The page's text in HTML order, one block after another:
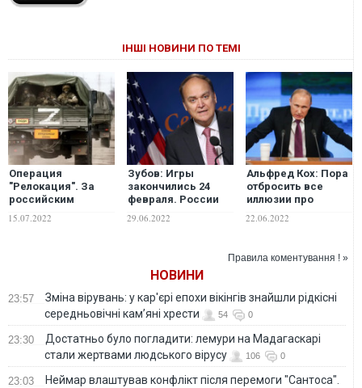
ІНШІ НОВИНИ ПО ТЕМІ
Операция
"Релокация". За
российским
солдаты
15.07.2022
Зубов: Игры
закончились 24
февраля. России
29.06.2022
Альфред Кох: Пора
отбросить все
иллюзии про
эскалации
находится на
зверства
22.06.2022
Правила коментування ! »
НОВИНИ
23:57
Зміна вірувань: у кар'єрі епохи вікінгів знайшли рідкісні
середньовічні кам’яні хрести
54 0
23:30
Достатньо було погладити: лемури на Мадагаскарі
стали жертвами людського вірусу
106 0
23:03
Неймар влаштував конфлікт після перемоги "Сантоса".